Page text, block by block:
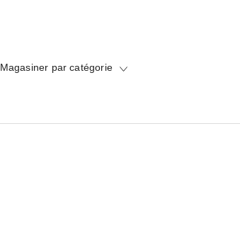
Magasiner par catégorie